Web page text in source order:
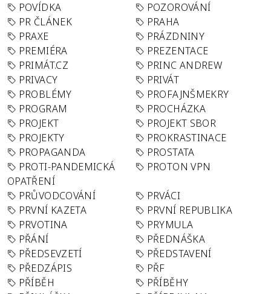
POVÍDKA
POZOROVÁNÍ
PR ČLÁNEK
PRAHA
PRAXE
PRÁZDNINY
PREMIÉRA
PREZENTACE
PRIMÁT.CZ
PRINC ANDREW
PRIVACY
PRIVÁT
PROBLÉMY
PROFAJNŠMEKRY
PROGRAM
PROCHÁZKA
PROJEKT
PROJEKT SBOR
PROJEKTY
PROKRASTINACE
PROPAGANDA
PROSTATA
PROTI-PANDEMICKÁ
OPATŘENÍ
PROTON VPN
PRŮVODCOVÁNÍ
PRVÁCI
PRVNÍ KAZETA
PRVNÍ REPUBLIKA
PRVOTINA
PRYMULA
PŘÁNÍ
PŘEDNÁŠKA
PŘEDSEVZETÍ
PŘEDSTAVENÍ
PŘEDZÁPIS
PŘF
PŘÍBĚH
PŘÍBĚHY